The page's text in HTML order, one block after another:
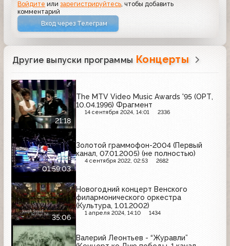
Войдите илизарегистрируйтесь , чтобы добавить
комментарий
Вход через Телеграм
Другие выпуски программы Концерты
21:18
The MTV Video Music Awards '95 (ОРТ,
10.04.1996) Фрагмент
14 сентября 2024, 14:01 2336
01:59:03
Золотой граммофон-2004 (Первый
канал, 07.01.2005) (не полностью)
4 сентября 2022, 02:53 2682
35:06
Новогодний концерт Венского
филармонического оркестра
(Культура, 1.01.2002)
1 апреля 2024, 14:10 1434
Валерий Леонтьев - “Журавли”